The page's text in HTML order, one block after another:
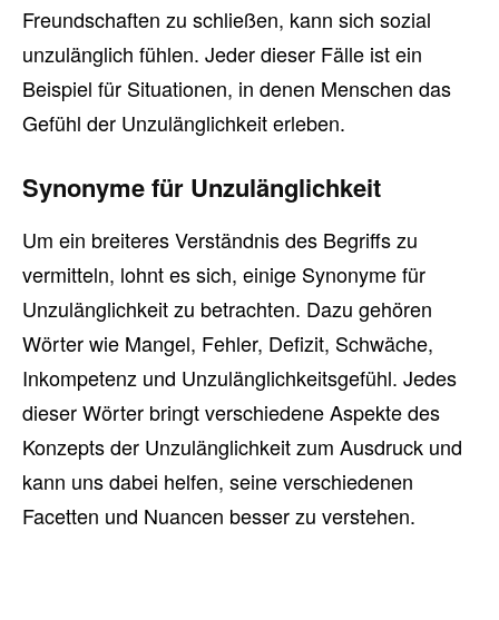
Freundschaften zu schließen, kann sich sozial
unzulänglich fühlen. Jeder dieser Fälle ist ein
Beispiel für Situationen, in denen Menschen das
Gefühl der Unzulänglichkeit erleben.
Synonyme für Unzulänglichkeit
Um ein breiteres Verständnis des Begriffs zu
vermitteln, lohnt es sich, einige Synonyme für
Unzulänglichkeit zu betrachten. Dazu gehören
Wörter wie Mangel, Fehler, Defizit, Schwäche,
Inkompetenz und Unzulänglichkeitsgefühl. Jedes
dieser Wörter bringt verschiedene Aspekte des
Konzepts der Unzulänglichkeit zum Ausdruck und
kann uns dabei helfen, seine verschiedenen
Facetten und Nuancen besser zu verstehen.